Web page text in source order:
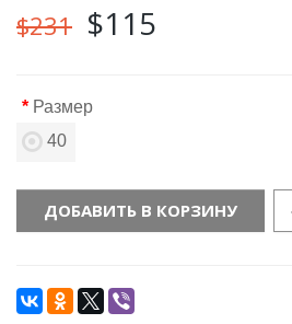
$231 $115
Размер
40
ДОБАВИТЬ В КОРЗИНУ